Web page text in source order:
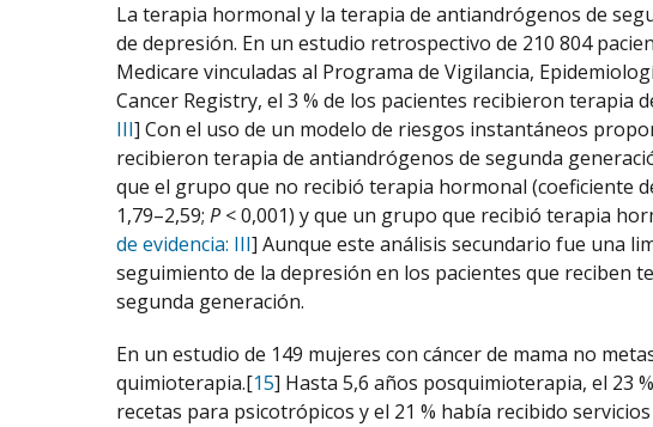
La terapia hormonal y la terapia de antiandrógenos de
de depresión. En un estudio retrospectivo de 210 804
Medicare vinculadas al Programa de Vigilancia,
Cancer Registry, el 3 % de los pacientes recibieron terapia
III] Con el uso de un modelo de riesgos instantáneos
recibieron terapia de antiandrógenos de segunda
que el grupo que no recibió terapia hormonal (coeficiente
1,79–2,59; P < 0,001) y que un grupo que recibió terapia
de evidencia: III] Aunque este análisis secundario fue una
seguimiento de la depresión en los pacientes que reciben
segunda generación.
En un estudio de 149 mujeres con cáncer de mama no
quimioterapia.[15] Hasta 5,6 años posquimioterapia, el 23
recetas para psicotrópicos y el 21 % había recibido